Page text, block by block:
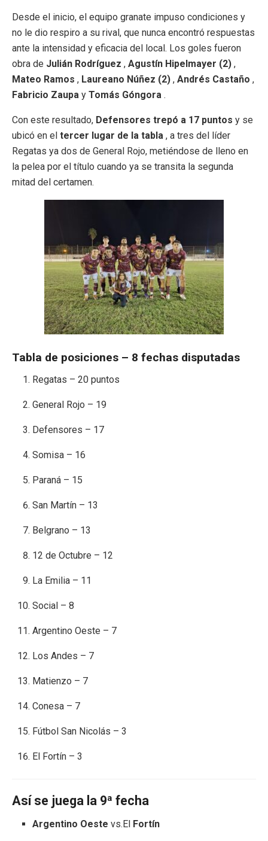
Desde el inicio, el equipo granate impuso condiciones y
no le dio respiro a su rival, que nunca encontró respuestas
ante la intensidad y eficacia del local. Los goles fueron
obra de Julián Rodríguez , Agustín Hipelmayer (2) ,
Mateo Ramos , Laureano Núñez (2) , Andrés Castaño ,
Fabricio Zaupa y Tomás Góngora .
Con este resultado, Defensores trepó a 17 puntos y se
ubicó en el tercer lugar de la tabla , a tres del líder
Regatas ya dos de General Rojo, metiéndose de lleno en
la pelea por el título cuando ya se transita la segunda
mitad del certamen.
Tabla de posiciones – 8 fechas disputadas
Regatas – 20 puntos
General Rojo – 19
Defensores – 17
Somisa – 16
Paraná – 15
San Martín – 13
Belgrano – 13
12 de Octubre – 12
La Emilia – 11
Social – 8
Argentino Oeste – 7
Los Andes – 7
Matienzo – 7
Conesa – 7
Fútbol San Nicolás – 3
El Fortín – 3
Así se juega la 9ª fecha
Argentino Oeste vs.El Fortín